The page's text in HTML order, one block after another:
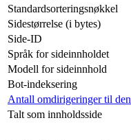
Standardsorteringsnøkkel
Sidestørrelse (i bytes)
Side-ID
Språk for sideinnholdet
Modell for sideinnhold
Bot-indeksering
Antall omdirigeringer til
Talt som innholdsside